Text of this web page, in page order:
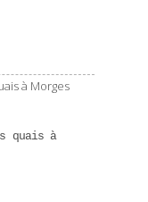
quais à